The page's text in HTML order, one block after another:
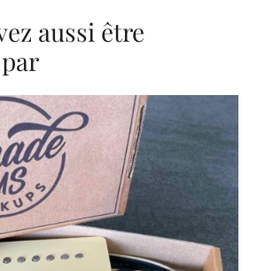
aussi être